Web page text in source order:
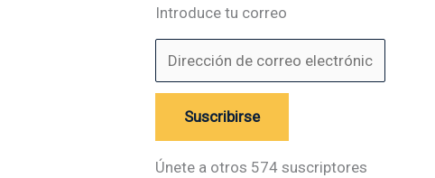
Introduce tu correo
Suscribirse
Únete a otros 574 suscriptores